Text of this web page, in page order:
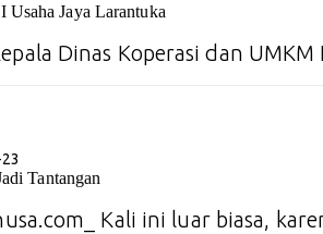
Jaya Larantuka
Dinas Koperasi dan
Tantangan
Kali ini luar biasa,